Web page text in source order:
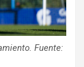
Fuente: